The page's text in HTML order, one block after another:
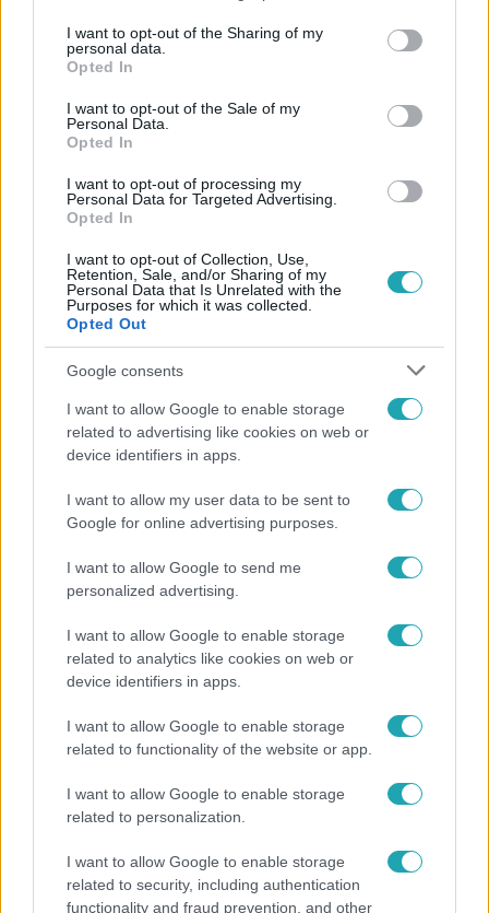
not limited to your visit or usage behaviour. You may click to
grant or deny consent to Google and its third-party tags to
use your data for below specified purposes in below Google
consent section.
I want to opt-out of the Sharing of my
personal data.
Opted In
I want to opt-out of the Sale of my
Personal Data.
Opted In
I want to opt-out of processing my
Personal Data for Targeted Advertising.
Opted In
I want to opt-out of Collection, Use,
Retention, Sale, and/or Sharing of my
Personal Data that Is Unrelated with the
Purposes for which it was collected.
Opted Out
Google consents
I want to allow Google to enable storage
related to advertising like cookies on web or
device identifiers in apps.
I want to allow my user data to be sent to
Google for online advertising purposes.
I want to allow Google to send me
personalized advertising.
I want to allow Google to enable storage
related to analytics like cookies on web or
device identifiers in apps.
I want to allow Google to enable storage
related to functionality of the website or app.
I want to allow Google to enable storage
related to personalization.
I want to allow Google to enable storage
related to security, including authentication
functionality and fraud prevention, and other
Népszerű
"Nem beszélek már vele évek óta" - Édesapja
7:02
Reggeli
szakértő elemzi a szupermodell évtizedes
átalakulását